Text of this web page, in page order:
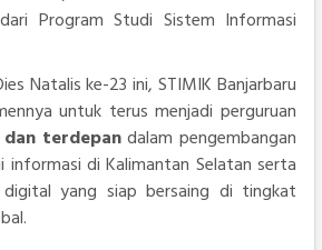
Program Studi Sistem Informasi
Natalis ke-23 ini, STIMIK Banjarbaru
untuk terus menjadi perguruan
terdepandalam pengembangan
informasi di Kalimantan Selatan serta
digital yang siap bersaing di tingkat